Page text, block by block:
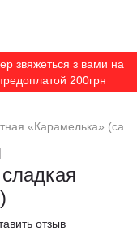
звяжеться з вами на
200грн
«Карамелька»
отзыв